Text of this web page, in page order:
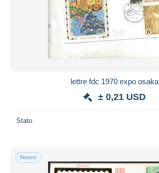
Aggiorna
lettre fdc 1970 expo osaka
± 0,21 USD
Stato
Nuovo